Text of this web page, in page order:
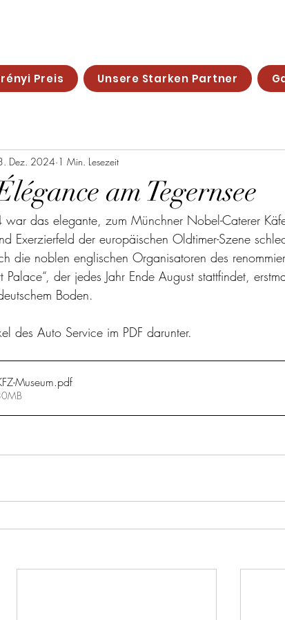
Preis Unsere Starken Partner
am Tegernsee
Dez. 2024 1 Min. Lesezeit
das elegante, zum Münchner Nobel-Caterer
Exerzierfeld der europäischen Oldtimer-Szene
die noblen englischen Organisatoren des
der jedes Jahr Ende August stattfindet,
Boden.
des Auto Service im PDF darunter.
Museum.pdf